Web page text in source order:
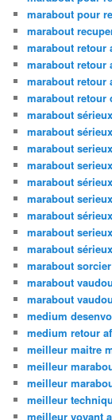
marabout pour
marabout
marabout retour
marabout retour
marabout retour
marabout retour
marabout
marabout
marabout
marabout
marabout
marabout
marabout
marabout
marabout
marabout
marabout
marabout
medium
medium retour
meilleur maitre
meilleur
meilleur
meilleur
meilleur voyant